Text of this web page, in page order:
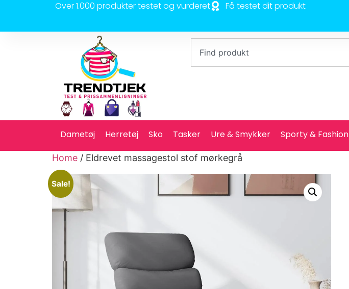
Over 1.000 produkter testet og vurderet Få testet dit produkt
Dametøj Herretøj Sko Tasker Ure & Smykker Sporty & Fashion
Home / Eldrevet massagestol stof mørkegrå
Sale!